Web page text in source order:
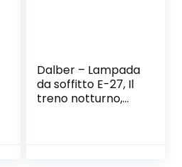
Dalber – Lampada
da soffitto E-27, Il
treno notturno,